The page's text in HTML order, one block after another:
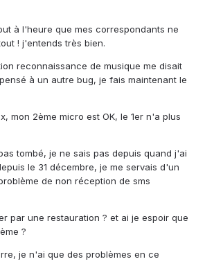
à l'heure que mes correspondants ne
! j'entends très bien.
reconnaissance de musique me disait
à un autre bug, je fais maintenant le
mon 2ème micro est OK, le 1er n'a plus
tombé, je ne sais pas depuis quand j'ai
le 31 décembre, je me servais d'un
de non réception de sms
par une restauration ? et ai je espoir que
?
je n'ai que des problèmes en ce